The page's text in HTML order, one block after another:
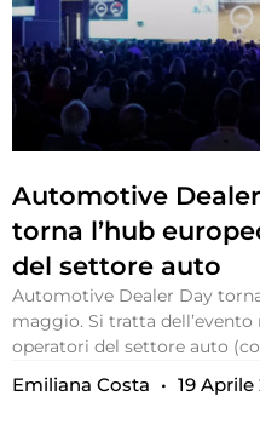
Automotive Dealer
torna l’hub
del settore auto
Automotive Dealer Day
maggio. Si tratta
operatori del settore auto
Emiliana Costa 19 Aprile